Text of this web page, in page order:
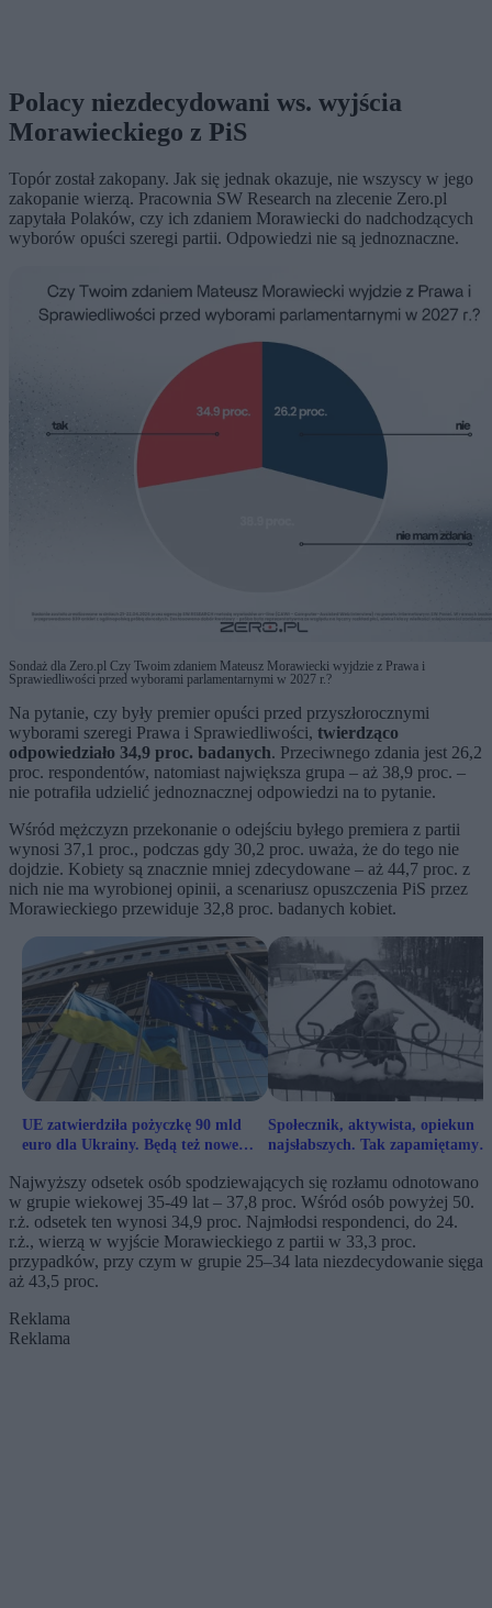
Polacy niezdecydowani ws. wyjścia
Morawieckiego z PiS
Topór został zakopany. Jak się jednak okazuje, nie wszyscy w jego
zakopanie wierzą. Pracownia SW Research na zlecenie Zero.pl
zapytała Polaków, czy ich zdaniem Morawiecki do nadchodzących
wyborów opuści szeregi partii. Odpowiedzi nie są jednoznaczne.
Sondaż dla Zero.pl Czy Twoim zdaniem Mateusz Morawiecki wyjdzie z Prawa i
Sprawiedliwości przed wyborami parlamentarnymi w 2027 r.?
Na pytanie, czy były premier opuści przed przyszłorocznymi
wyborami szeregi Prawa i Sprawiedliwości, twierdząco
odpowiedziało 34,9 proc. badanych. Przeciwnego zdania jest 26,2
proc. respondentów, natomiast największa grupa – aż 38,9 proc. –
nie potrafiła udzielić jednoznacznej odpowiedzi na to pytanie.
Wśród mężczyzn przekonanie o odejściu byłego premiera z partii
wynosi 37,1 proc., podczas gdy 30,2 proc. uważa, że do tego nie
dojdzie. Kobiety są znacznie mniej zdecydowane – aż 44,7 proc. z
nich nie ma wyrobionej opinii, a scenariusz opuszczenia PiS przez
Morawieckiego przewiduje 32,8 proc. badanych kobiet.
UE zatwierdziła pożyczkę 90 mld
euro dla Ukrainy. Będą też nowe
Społecznik, aktywista, opiekun
najsłabszych. Tak zapamiętamy
Najwyższy odsetek osób spodziewających się rozłamu odnotowano
w grupie wiekowej 35-49 lat – 37,8 proc. Wśród osób powyżej 50.
r.ż. odsetek ten wynosi 34,9 proc. Najmłodsi respondenci, do 24.
r.ż., wierzą w wyjście Morawieckiego z partii w 33,3 proc.
przypadków, przy czym w grupie 25–34 lata niezdecydowanie sięga
aż 43,5 proc.
Reklama
Reklama